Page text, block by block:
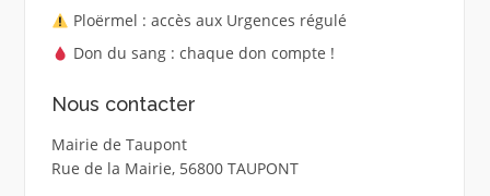
Ploërmel : accès aux Urgences régulé
Don du sang : chaque don compte !
Nous contacter
Mairie de Taupont
Rue de la Mairie, 56800 TAUPONT